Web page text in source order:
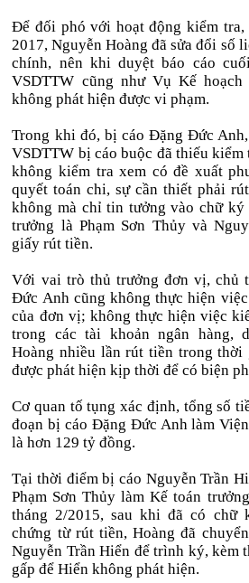
Để đối phó với hoạt động kiểm tra,
2017, Nguyễn Hoàng đã sửa đổi số
chính, nên khi duyệt báo cáo
VSDTTW cũng như Vụ Kế
không phát hiện được vi phạm.
Trong khi đó, bị cáo Đặng Đức
VSDTTW bị cáo buộc đã thiếu
không kiểm tra xem có đề xuất
quyết toán chi, sự cần thiết phải
không mà chỉ tin tưởng vào chữ ký
trưởng là Phạm Sơn Thủy và
giấy rút tiền.
Với vai trò thủ trưởng đơn vị, chủ
Đức Anh cũng không thực hiện
của đơn vị; không thực hiện việc
trong các tài khoản ngân hàng,
Hoàng nhiều lần rút tiền trong thời
được phát hiện kịp thời để có biện
Cơ quan tố tụng xác định, tổng số
đoạn bị cáo Đặng Đức Anh làm
là hơn 129 tỷ đồng.
Tại thời điểm bị cáo Nguyễn Trần
Phạm Sơn Thủy làm Kế toán
tháng 2/2015, sau khi đã có chữ
chứng từ rút tiền, Hoàng đã
Nguyễn Trần Hiển để trình ký, kèm
gấp để Hiển không phát hiện.